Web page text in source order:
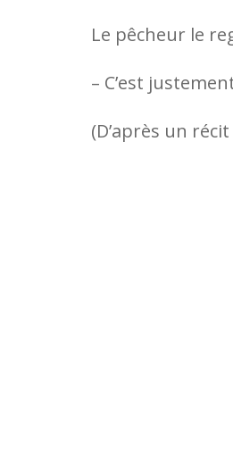
Le pêcheur le
– C’est
(D’après un